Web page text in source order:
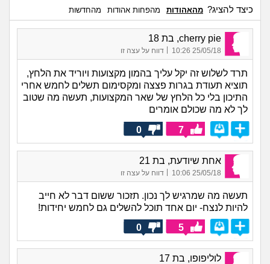
כיצד להציג? מהאהודות מהפחות אהודות מהחדשות
cherry pie, בת 18
25/05/18 10:26 דווח על עצה זו
תרד לשלוש זה יקל עליך בהמון מקצועות ויוריד את הלחץ,
תוציא תעודת בגרות פצצה ומקסימום תשלים לחמש אחרי
התיכון בלי כל הלחץ של שאר המקצועות, תעשה מה שטוב
לך לא מה שכולם אומרים
7
0
אחת שיודעת, בת 21
25/05/18 10:06
| דווח על עצה זו
תעשה מה שמרגיש לך נכון. תזכור ששום דבר לא חייב
להיות לנצח- יום אחד תוכל להשלים גם לחמש יחידות!
5
0
לוליפופו, בת 17